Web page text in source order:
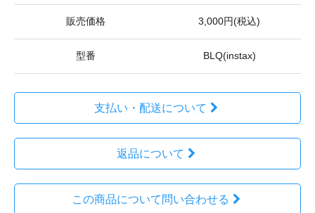
販売価格 3,000円(税込)
型番 BLQ(instax)
支払い・配送について
返品について
この商品について問い合わせる